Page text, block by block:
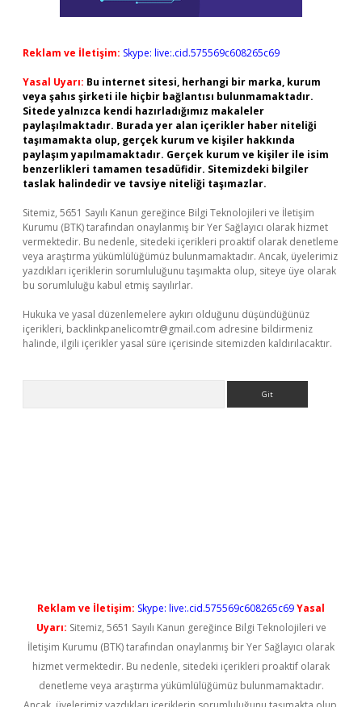
Reklam ve İletişim: Skype: live:.cid.575569c608265c69
Yasal Uyarı: Bu internet sitesi, herhangi bir marka, kurum
veya şahıs şirketi ile hiçbir bağlantısı bulunmamaktadır.
Sitede yalnızca kendi hazırladığımız makaleler
paylaşılmaktadır. Burada yer alan içerikler haber niteliği
taşımamakta olup, gerçek kurum ve kişiler hakkında
paylaşım yapılmamaktadır. Gerçek kurum ve kişiler ile isim
benzerlikleri tamamen tesadüfidir. Sitemizdeki bilgiler
taslak halindedir ve tavsiye niteliği taşımazlar.
Sitemiz, 5651 Sayılı Kanun gereğince Bilgi Teknolojileri ve İletişim
Kurumu (BTK) tarafından onaylanmış bir Yer Sağlayıcı olarak hizmet
vermektedir. Bu nedenle, sitedeki içerikleri proaktif olarak denetleme
veya araştırma yükümlülüğümüz bulunmamaktadır. Ancak, üyelerimiz
yazdıkları içeriklerin sorumluluğunu taşımakta olup, siteye üye olarak
bu sorumluluğu kabul etmiş sayılırlar.
Hukuka ve yasal düzenlemelere aykırı olduğunu düşündüğünüz
içerikleri, backlinkpanelicomtr@gmail.com adresine bildirmeniz
halinde, ilgili içerikler yasal süre içerisinde sitemizden kaldırılacaktır.
Reklam ve İletişim: Skype: live:.cid.575569c608265c69Yasal
Uyarı: Sitemiz, 5651 Sayılı Kanun gereğince Bilgi Teknolojileri ve
İletişim Kurumu (BTK) tarafından onaylanmış bir Yer Sağlayıcı olarak
hizmet vermektedir. Bu nedenle, sitedeki içerikleri proaktif olarak
denetleme veya araştırma yükümlülüğümüz bulunmamaktadır.